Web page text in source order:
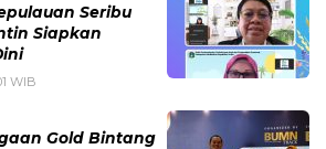
Seribu
Siapkan
WIB
Gold Bintang